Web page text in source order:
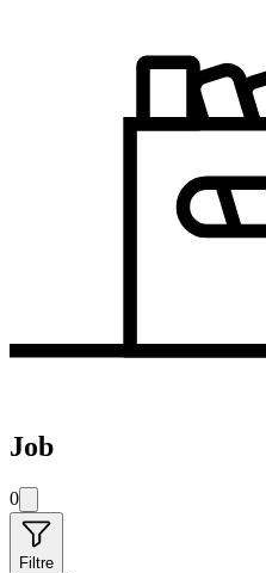
Job
0
Filtre